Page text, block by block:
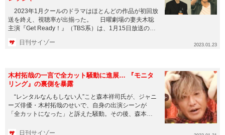
2023年1月クールのドラマはほとんどの作品が初回放
送を終え、視聴率が出揃った。 日曜劇場の妻夫木聡
主演『Get Ready！』（TBS系）は、1月15日放送の第
日刊サイゾー 2023.01.23
木村拓哉の一言で全カット騒動に進展… 『モニタ
リング』の裏側を暴露
“レンタルなんもしない人”こと森本祥司氏が、ジャニ
ーズ俳優・木村拓哉のせいで、自身の出演シーンが
「全カットになった」と訴えた騒動。その後、森本氏
日刊サイゾー